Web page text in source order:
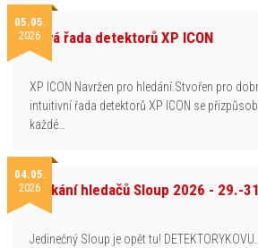
05.05.
2026Nová řada detektorů XP ICON
XP ICON Navržen pro hledání.Stvořen pro
intuitivní řada detektorů XP ICON se
každé…
04.05.
2026Setkání hledačů Sloup 2026 - 29.-
Jedinečný Sloup je opět tu!